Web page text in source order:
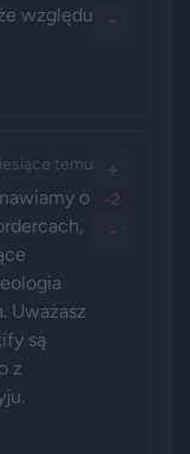
względu
-
temu
o
Uważasz
są
z
+
-2
-